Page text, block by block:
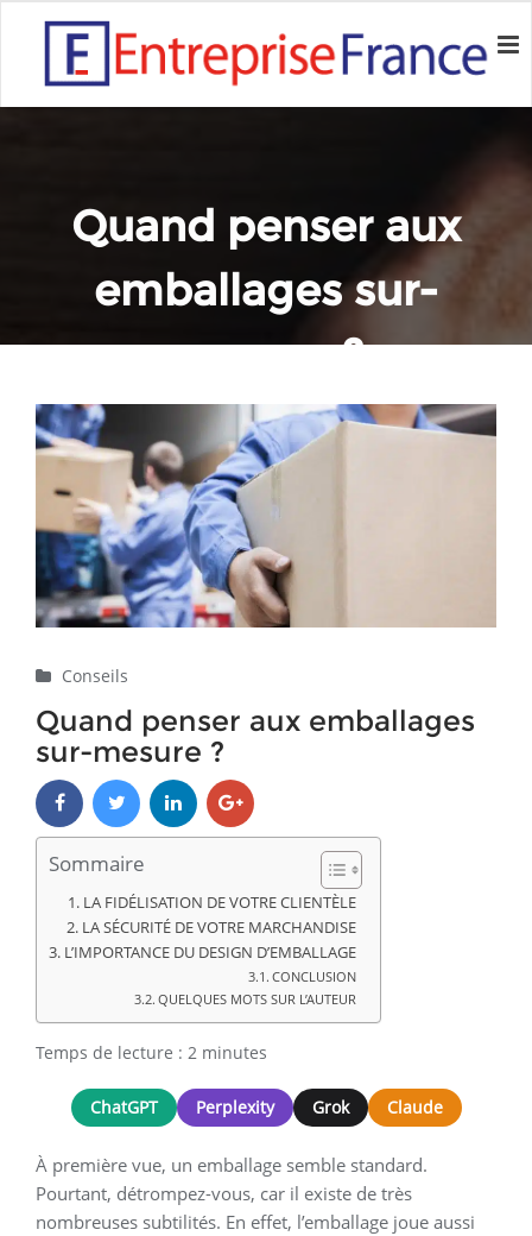
Quand penser aux
emballages sur-
mesure ?
Home Conseils Quand penser aux emballages sur-mesure ?
Conseils
Quand penser aux emballages
sur-mesure ?
Sommaire
LA FIDÉLISATION DE VOTRE CLIENTÈLE
LA SÉCURITÉ DE VOTRE MARCHANDISE
L’IMPORTANCE DU DESIGN D’EMBALLAGE
CONCLUSION
QUELQUES MOTS SUR L’AUTEUR
Temps de lecture : 2 minutes
ChatGPT Perplexity Grok Claude
À première vue, un emballage semble standard.
Pourtant, détrompez-vous, car il existe de très
nombreuses subtilités. En effet, l’emballage joue aussi